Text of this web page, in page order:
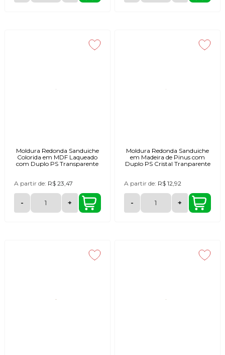
Moldura Redonda Sanduiche
Colorida em MDF Laqueado
com Duplo PS Transparente
A partir de: R$ 23,47
- +
Moldura Redonda Sanduiche
em Madeira de Pinus com
Duplo PS Cristal Tranparente
A partir de: R$ 12,92
- +